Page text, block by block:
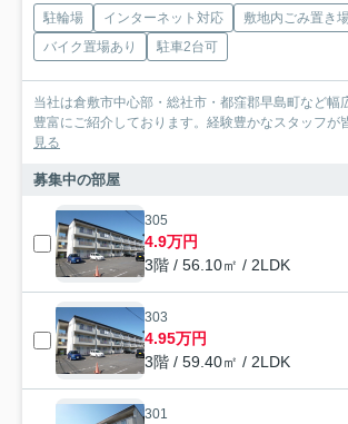
駐輪場 インターネット対応 敷地内ごみ置き
バイク置場あり
駐車2台可
当社は倉敷市中心部・総社市・都窪郡早島町など幅
豊富にご紹介しております。経験豊かなスタッフが
見る
募集中の部屋
305
4.9万円
3階 / 56.10㎡ / 2LDK
303
4.95万円
3階 / 59.40㎡ / 2LDK
301